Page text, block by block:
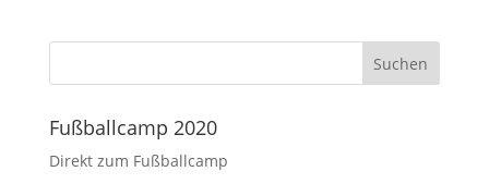
Fußballcamp 2020
Direkt zum Fußballcamp